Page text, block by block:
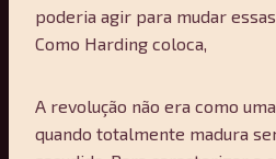
poderia agir para mudar essas
Como Harding coloca,
A revolução não era como
quando totalmente madura